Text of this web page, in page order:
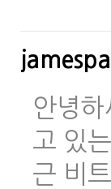
안녕
고 있
근 비